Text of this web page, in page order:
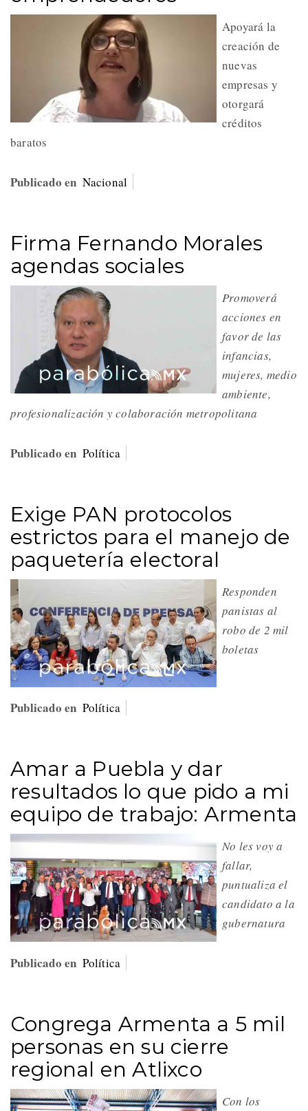
Apoyará la
creación de
nuevas
empresas y
otorgará
créditos
baratos
Publicado en Nacional
Firma Fernando Morales
agendas sociales
Promoverá
acciones en
favor de las
infancias,
mujeres, medio
ambiente,
profesionalización y colaboración metropolitana
Publicado en Política
Exige PAN protocolos
estrictos para el manejo de
paquetería electoral
Responden
panistas al
robo de 2 mil
boletas
Publicado en Política
Amar a Puebla y dar
resultados lo que pido a mi
equipo de trabajo: Armenta
No les voy a
fallar,
puntualiza el
candidato a la
gubernatura
Publicado en Política
Congrega Armenta a 5 mil
personas en su cierre
regional en Atlixco
Con los